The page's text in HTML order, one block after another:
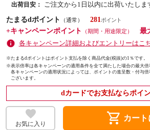
出荷目安：
ご注文から1日以内に出荷いたしま
たまるdポイント
（通常）
281
+キャンペーンポイント
（期間・用途限定）
最
各キャンペーン詳細およびエントリーはこ
※たまるdポイントはポイント支払を除く商品代金(税抜)の1％です。
※表示倍率は各キャンペーンの適用条件を全て満たした場合の最大倍
各キャンペーンの適用状況によっては、ポイントの進呈数・付与
ございます。
dカードでお支払ならポイ
お気に入り shopping_cart カー